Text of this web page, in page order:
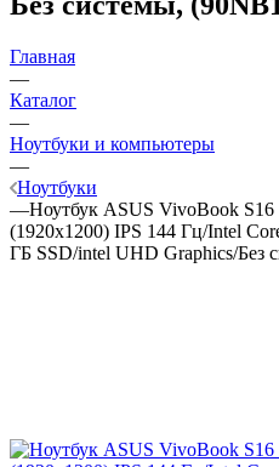
Главная
—
Каталог
—
Ноутбуки и компьютеры
—
Ноутбуки
—Ноутбук ASUS VivoBook
(1920x1200) IPS 144 Гц/Intel
ГБ SSD/intel UHD Graphics/Без